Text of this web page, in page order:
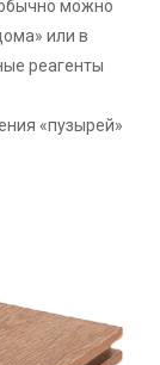
можно
или в
реагенты
«пузырей»